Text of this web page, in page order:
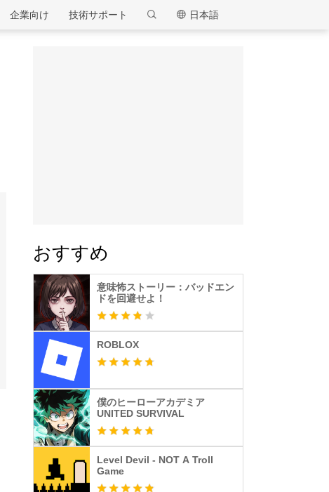
MEmu
日本語
技術サポート
企業向け
おすすめ
意味怖ストーリー：バッドエン
ドを回避せよ！
ROBLOX
僕のヒーローアカデミア
UNITED SURVIVAL
Level Devil - NOT A Troll
Game